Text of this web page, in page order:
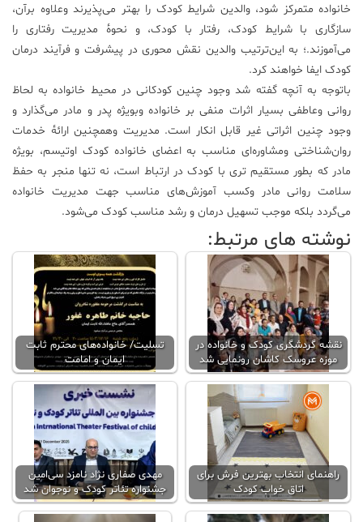
خانواده متمرکز شود، والدین شرایط کودک را بهتر می‌پذیرند وعلاوه برآن،
سازگاری با شرایط کودک، رفتار با کودک، و نحوهٔ مدیریت رفتاری را
می‌آموزند.؛ به این‌ترتیب والدین نقش محوری در پیشرفت و فرآیند درمان
کودک ایفا خواهند کرد.
باتوجه به آنچه گفته شد وجود چنین کودکانی در محیط خانواده به لحاظ
روانی وعاطفی بسیار اثرات منفی بر خانواده وبویژه پدر و مادر می‌گذارد و
وجود چنین اثراتی غیر قابل انکار است. مدیریت وهمچنین ارائهٔ خدمات
روان‌شناختی ومشاوره‌ای مناسب به اعضای خانواده کودک اوتیسم، بویژه
مادر که بطور مستقیم تری با کودک در ارتباط است، نه تنها منجر به حفظ
سلامت روانی مادر وکسب آموزش‌های مناسب جهت مدیریت خانواده
می‌گردد بلکه موجب تسهیل درمان و رشد مناسب کودک می‌شود.
نوشته های مرتبط:
نقشه گردشگری کودک و خانواده در
موزه عروسک کاشان رونمایی شد
تسلیت/ خانواده‌های محترم ثابت
ایمان و امامت
راهنمای انتخاب بهترین فرش برای
اتاق خواب کودک
مهدی صفاری نژاد نامزد سی‌امین
جشنواره تئاتر کودک و نوجوان شد